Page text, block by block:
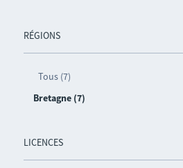
RÉGIONS
Tous (7)
Bretagne (7)
LICENCES